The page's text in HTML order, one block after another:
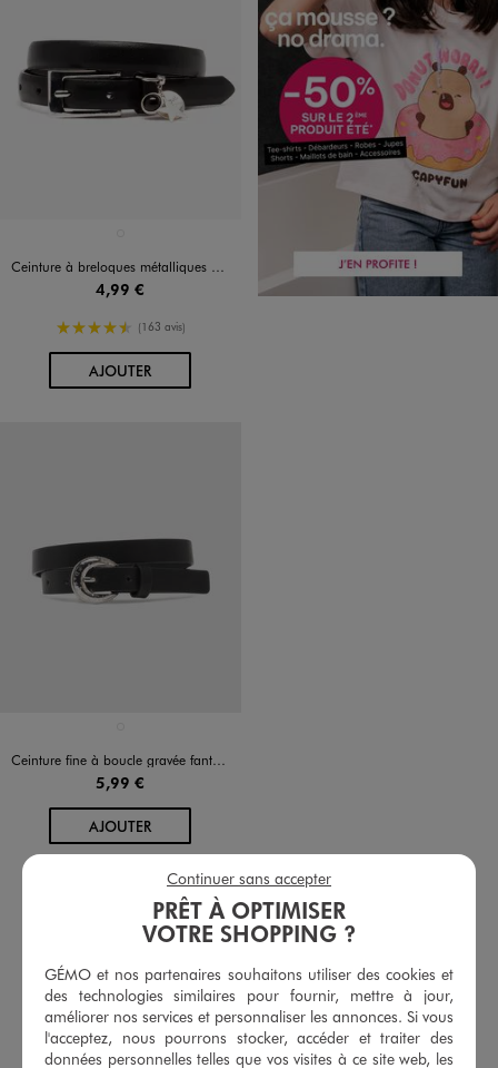
Ceinture à breloques métalliques fille
4,99 €
4.5/5 de moyenne
(163 avis)
AJOUTERAU PANIER
Ceinture fine à boucle gravée fantaisie fille
5,99 €
AJOUTERAU PANIER
RETROUVEZ NOS CATÉGORIES VÊTEMENTS ET
CHAUSSURES POUR TOUTE LA FAMILLE
Bijoux fille Foulards fille
Sacs à dos et cartables Fille Sacs et pochettes
PRÊT À OPTIMISER
VOTRE SHOPPING ?
GÉMO et nos partenaires souhaitons utiliser des cookies et
des technologies similaires pour fournir, mettre à jour,
améliorer nos services et personnaliser les annonces. Si vous
l'acceptez, nous pourrons stocker, accéder et traiter des
données personnelles telles que vos visites à ce site web, les
Continuer sans accepter